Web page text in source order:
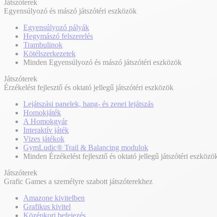
Játszóterek
Egyensúlyozó és mászó játszótéri eszközök
Egyensúlyozó pályák
Hegymászó felszerelés
Trambulinok
Kötélszerkezetek
Minden Egyensúlyozó és mászó játszótéri eszközök
Játszóterek
Érzékelést fejlesztő és oktató jellegű játszótéri eszközök
Lejátszási panelek, hang- és zenei lejátszás
Homokjáték
A Homokgyár
Interaktív játék
Vizes játékok
GymLudic® Trail & Balancing modulok
Minden Érzékelést fejlesztő és oktató jellegű játszótéri
Játszóterek
Grafic Games a személyre szabott játszóterekhez
Amazone kivitelben
Grafikus kivitel
Középkori befejezés